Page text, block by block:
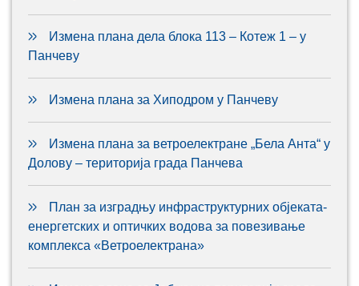
Измена плана дела блока 113 – Котеж 1 – у
Панчеву
Измена плана за Хиподром у Панчеву
Измена плана за ветроелектране „Бела Анта“ у
Долову – територија града Панчева
План за изградњу инфраструктурних објеката-
енергетских и оптичких водова за повезивање
комплекса «Ветроелектрана»